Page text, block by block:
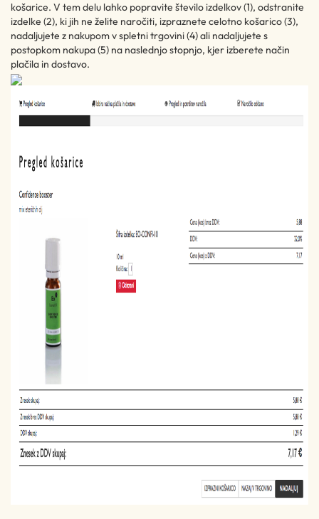
košarice. V tem delu lahko popravite število izdelkov (1), odstranite
izdelke (2), ki jih ne želite naročiti, izpraznete celotno košarico (3),
nadaljujete z nakupom v spletni trgovini (4) ali nadaljujete s
postopkom nakupa (5) na naslednjo stopnjo, kjer izberete način
plačila in dostavo.